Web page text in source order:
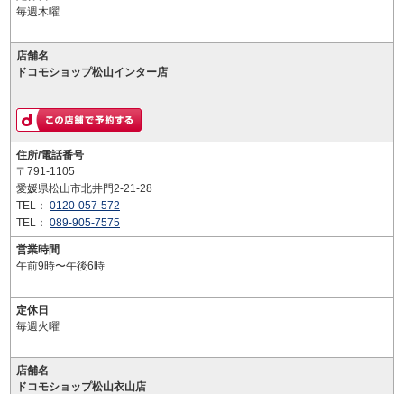
毎週木曜
店舗名
ドコモショップ松山インター店
住所/電話番号
〒791-1105
愛媛県松山市北井門2-21-28
TEL： 0120-057-572
TEL： 089-905-7575
営業時間
午前9時〜午後6時
定休日
毎週火曜
店舗名
ドコモショップ松山衣山店